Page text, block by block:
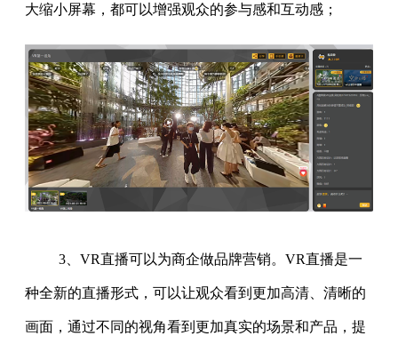
大缩小屏幕，都可以增强观众的参与感和互动感；
3、VR直播可以为商企做品牌营销。VR直播是一
种全新的直播形式，可以让观众看到更加高清、清晰的
画面，通过不同的视角看到更加真实的场景和产品，提